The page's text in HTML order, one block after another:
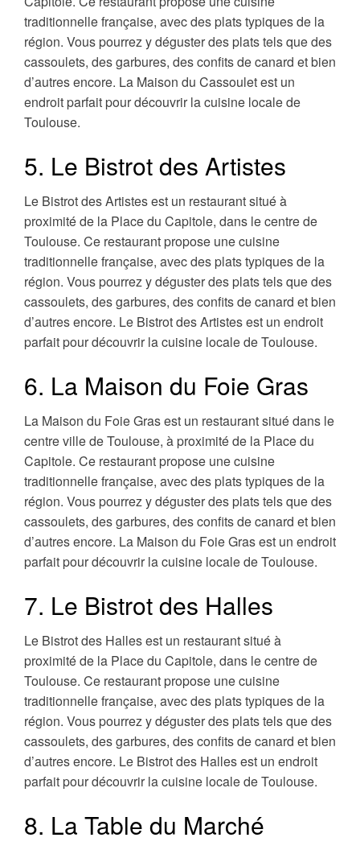
traditionnelle française, avec des plats typiques de la
région. Vous pourrez y déguster des plats tels que des
cassoulets, des garbures, des confits de canard et bien
d’autres encore. La Maison du Cassoulet est un
endroit parfait pour découvrir la cuisine locale de
Toulouse.
5. Le Bistrot des Artistes
Le Bistrot des Artistes est un restaurant situé à
proximité de la Place du Capitole, dans le centre de
Toulouse. Ce restaurant propose une cuisine
traditionnelle française, avec des plats typiques de la
région. Vous pourrez y déguster des plats tels que des
cassoulets, des garbures, des confits de canard et bien
d’autres encore. Le Bistrot des Artistes est un endroit
parfait pour découvrir la cuisine locale de Toulouse.
6. La Maison du Foie Gras
La Maison du Foie Gras est un restaurant situé dans le
centre ville de Toulouse, à proximité de la Place du
Capitole. Ce restaurant propose une cuisine
traditionnelle française, avec des plats typiques de la
région. Vous pourrez y déguster des plats tels que des
cassoulets, des garbures, des confits de canard et bien
d’autres encore. La Maison du Foie Gras est un endroit
parfait pour découvrir la cuisine locale de Toulouse.
7. Le Bistrot des Halles
Le Bistrot des Halles est un restaurant situé à
proximité de la Place du Capitole, dans le centre de
Toulouse. Ce restaurant propose une cuisine
traditionnelle française, avec des plats typiques de la
région. Vous pourrez y déguster des plats tels que des
cassoulets, des garbures, des confits de canard et bien
d’autres encore. Le Bistrot des Halles est un endroit
parfait pour découvrir la cuisine locale de Toulouse.
8. La Table du Marché